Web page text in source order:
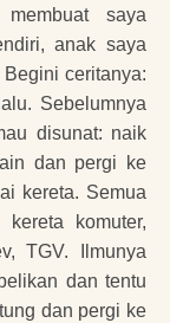
anak saya
ceritanya:
Sebelumnya
disunat: naik
dan pergi ke
kereta. Semua
komuter,
TGV. Ilmunya
dan tentu
dan pergi ke